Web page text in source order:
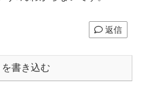
返信
書き込む